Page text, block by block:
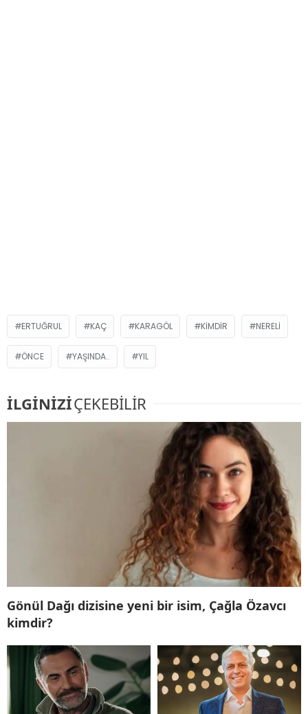
ERTUĞRUL KAÇ KARAGÖL KIMDIR NERELI
ÖNCE YAŞINDA.. YIL
İLGİNİZİÇEKEBİLİR
Gönül Dağı dizisine yeni bir isim, Çağla Özavcı
kimdir?